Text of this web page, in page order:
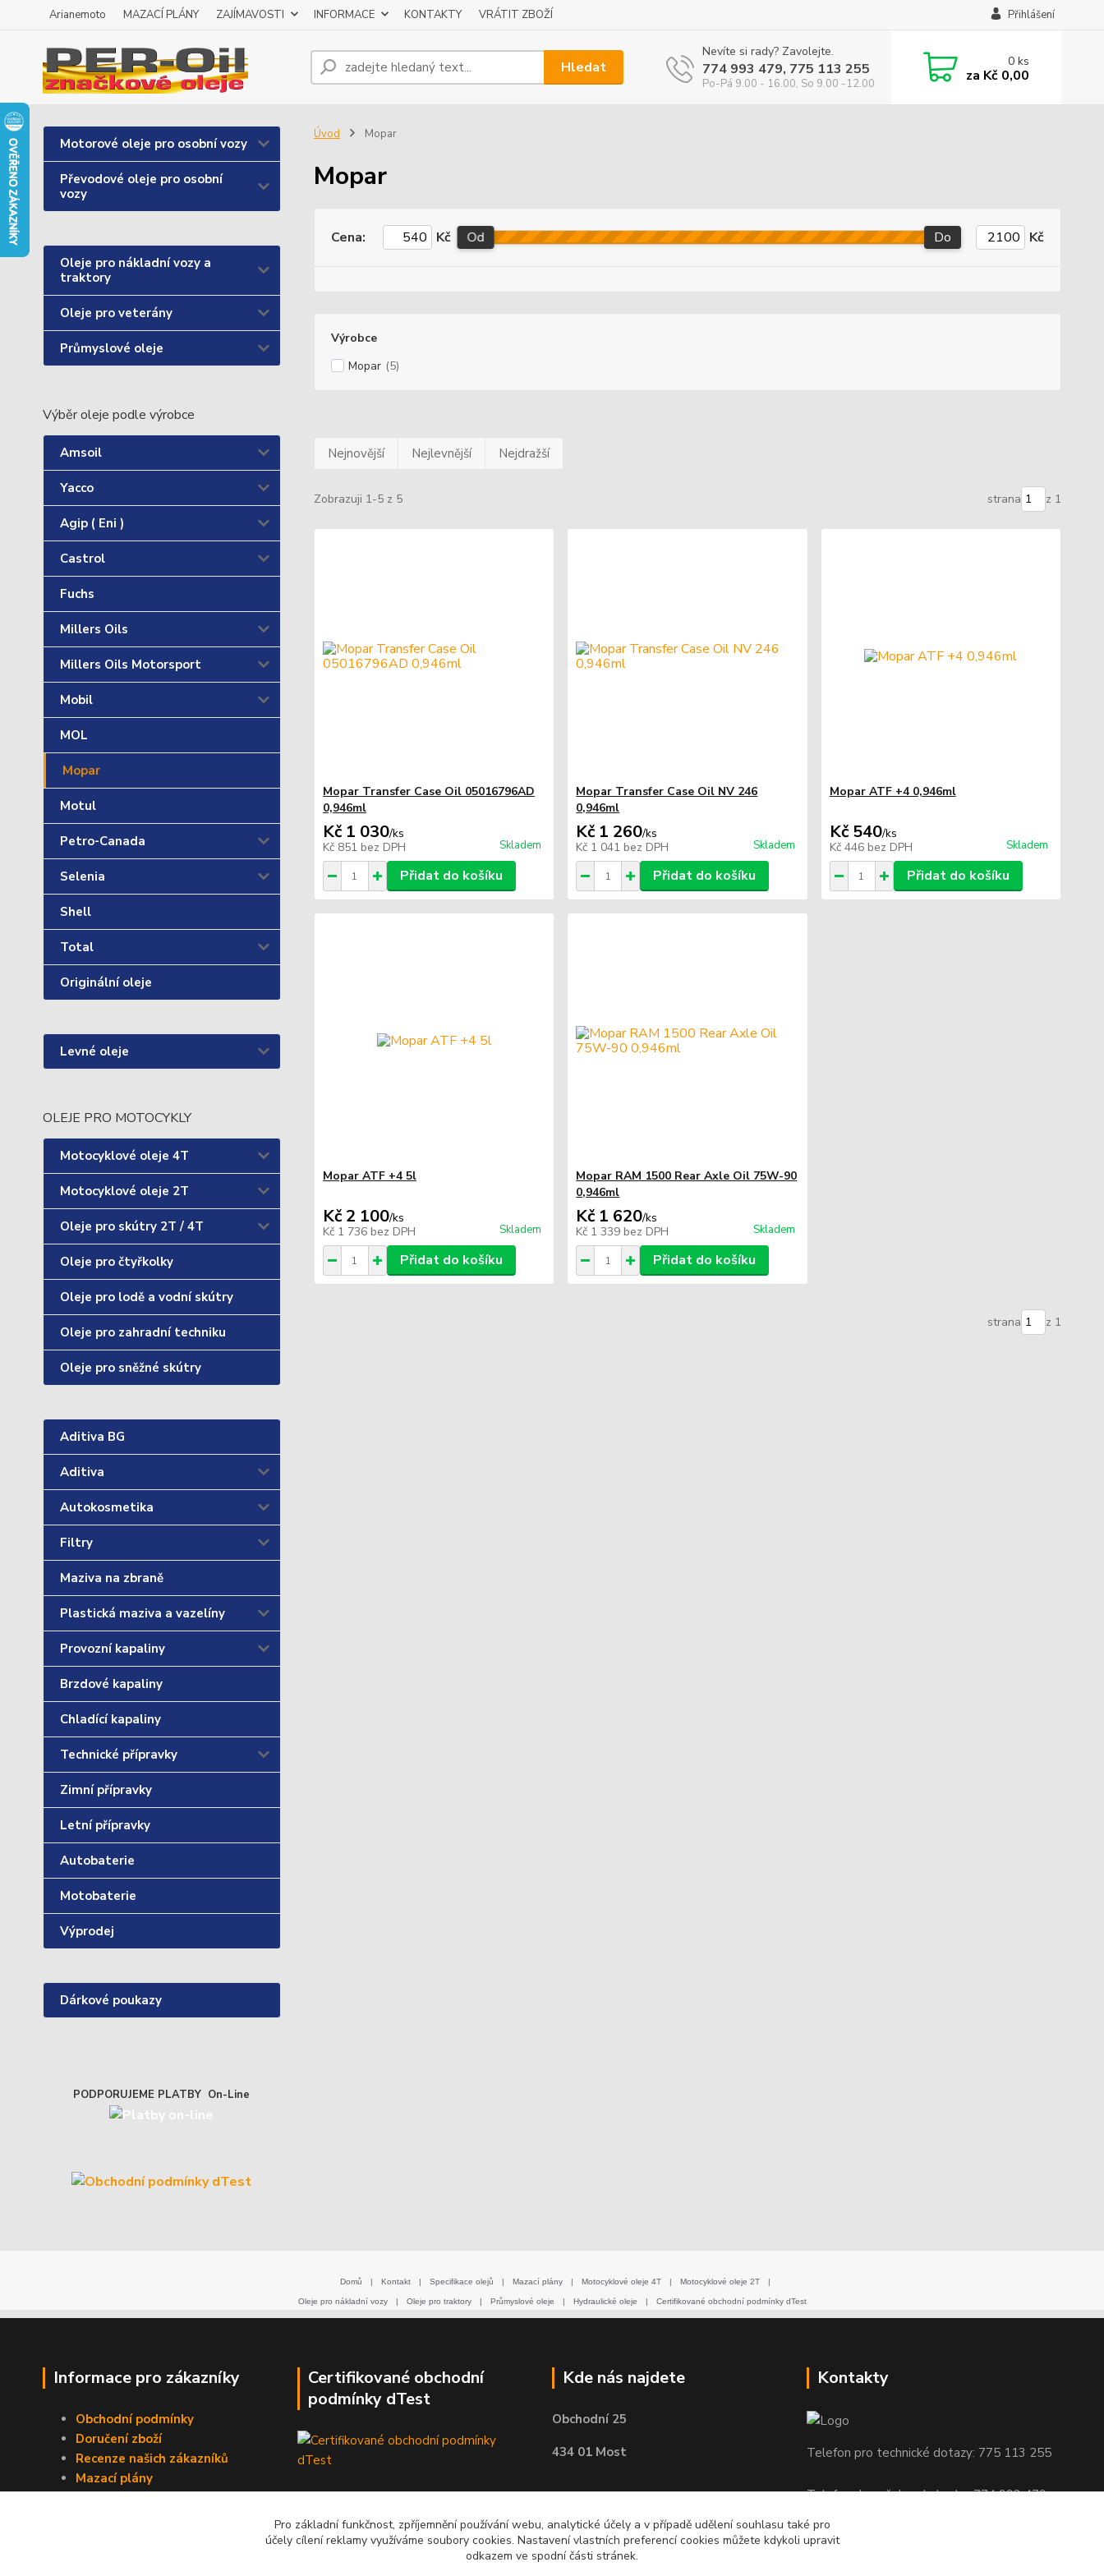
Arianemoto MAZACÍ PLÁNY ZAJÍMAVOSTI INFORMACE KONTAKTY VRÁTIT ZBOŽÍ Přihlášení
Hledat
Nevíte si rady? Zavolejte.
774 993 479, 775 113 255
Po-Pá 9.00 - 16.00, So 9.00 -12.00
0ks
za Kč 0,00
Motorové oleje pro osobní vozy
Převodové oleje pro osobní
vozy
Oleje pro nákladní vozy a
traktory
Oleje pro veterány
Průmyslové oleje
Výběr oleje podle výrobce
Amsoil
Yacco
Agip ( Eni )
Castrol
Fuchs
Millers Oils
Millers Oils Motorsport
Mobil
MOL
Mopar
Motul
Petro-Canada
Selenia
Shell
Total
Originální oleje
Levné oleje
OLEJE PRO MOTOCYKLY
Motocyklové oleje 4T
Motocyklové oleje 2T
Oleje pro skútry 2T / 4T
Oleje pro čtyřkolky
Oleje pro lodě a vodní skútry
Oleje pro zahradní techniku
Oleje pro sněžné skútry
Aditiva BG
Aditiva
Autokosmetika
Filtry
Maziva na zbraně
Plastická maziva a vazelíny
Provozní kapaliny
Brzdové kapaliny
Chladící kapaliny
Technické přípravky
Zimní přípravky
Letní přípravky
Autobaterie
Motobaterie
Výprodej
Dárkové poukazy
PODPORUJEME PLATBY On-Line
Úvod Mopar
Mopar
Cena: Kč Od Do Kč
Výrobce
Mopar (5)
Nejnovější Nejlevnější Nejdražší
Zobrazuji 1-5 z 5 strana z 1
Mopar Transfer Case Oil 05016796AD
0,946ml
Kč 1 030/ks
Kč 851 bez DPH Skladem
Přidat do košíku
Mopar Transfer Case Oil NV 246
0,946ml
Kč 1 260/ks
Kč 1 041 bez DPH Skladem
Přidat do košíku
Mopar ATF +4 0,946ml
Kč 540/ks
Kč 446 bez DPH Skladem
Přidat do košíku
Mopar ATF +4 5l
Kč 2 100/ks
Kč 1 736 bez DPH Skladem
Přidat do košíku
Mopar RAM 1500 Rear Axle Oil 75W-90
0,946ml
Kč 1 620/ks
Kč 1 339 bez DPH Skladem
Přidat do košíku
strana z 1
Domů | Kontakt | Specifikace olejů | Mazací plány | Motocyklové oleje 4T | Motocyklové oleje 2T |
Oleje pro nákladní vozy | Oleje pro traktory | Průmyslové oleje | Hydraulické oleje | Certifikované obchodní podmínky dTest
Informace pro zákazníky
Obchodní podmínky
Doručení zboží
Recenze našich zákazníků
Mazací plány
Certifikované obchodní
podmínky dTest
Kde nás najdete
Obchodní 25
434 01 Most
Kontakty
Telefon pro technické dotazy: 775 113 255
Telefon do našeho obchodu : 774 993 479
Pro základní funkčnost, zpříjemnění používání webu, analytické účely a v případě udělení souhlasu také pro
účely cílení reklamy využíváme soubory cookies. Nastavení vlastních preferencí cookies můžete kdykoli upravit
odkazem ve spodní části stránek.